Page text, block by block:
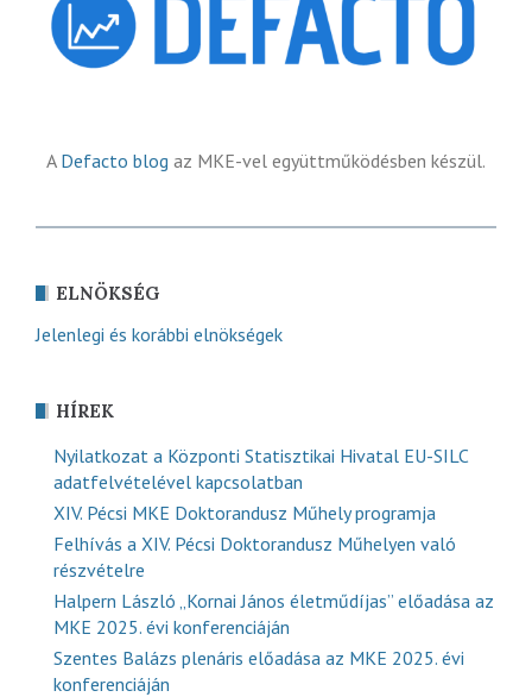
A Defacto blog az MKE-vel együttműködésben készül.
ELNÖKSÉG
Jelenlegi és korábbi elnökségek
HÍREK
Nyilatkozat a Központi Statisztikai Hivatal EU-SILC
adatfelvételével kapcsolatban
XIV. Pécsi MKE Doktorandusz Műhely programja
Felhívás a XIV. Pécsi Doktorandusz Műhelyen való
részvételre
Halpern László „Kornai János életműdíjas” előadása az
MKE 2025. évi konferenciáján
Szentes Balázs plenáris előadása az MKE 2025. évi
konferenciáján